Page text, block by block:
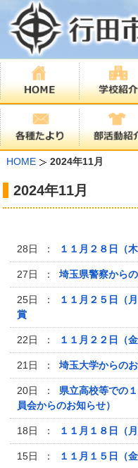
HOME 2024年11月
2024年11月
28日 ： １１月２８日（
27日 ：埼玉県警察から
25日 ：
１１月２５日（
賞
22日 ： １１月２２日（
21日 ：埼玉大学からの
20日 ： 県立高校等での
員会からのお知らせ）
18日 ： １１月１８日（
15日 ： １１月１５日（